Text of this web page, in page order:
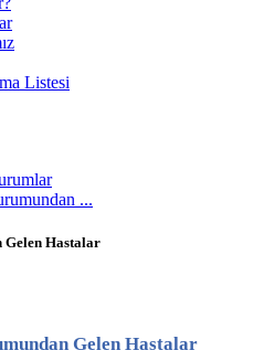
Listesi
...
Gelen Hastalar
Gelen Hastalar